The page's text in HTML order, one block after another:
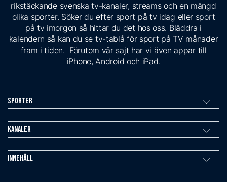
rikstäckande svenska tv-kanaler, streams och en mängd
olika sporter. Söker du efter sport på tv idag eller sport
på tv imorgon så hittar du det hos oss. Bläddra i
kalendern så kan du se tv-tablå för sport på TV månader
fram i tiden. Förutom vår sajt har vi även appar till
iPhone, Android och iPad.
Sporter
Kanaler
Innehåll